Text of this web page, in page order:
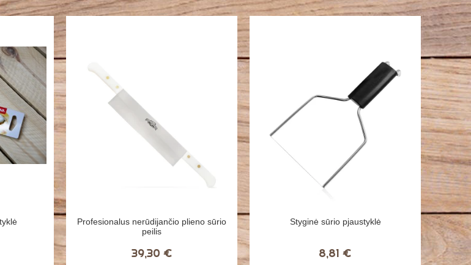
Profesionalus nerūdijančio plieno sūrio
peilis
39,30 €
Styginė sūrio pjaustyklė
8,81 €